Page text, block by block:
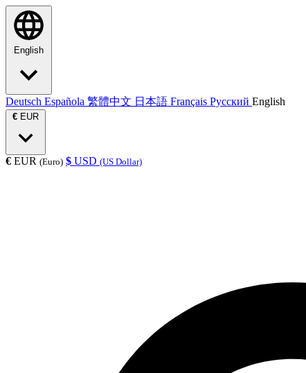
English
Deutsch Española 繁體中文 日本語 Français Русский English
€ EUR
€ EUR (Euro) $ USD (US Dollar)